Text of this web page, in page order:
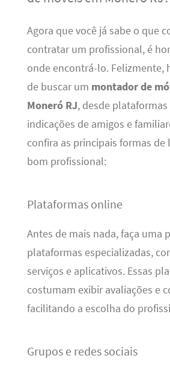
Agora que você já sabe o que
contratar um profissional, é
onde encontrá-lo. Felizmente,
de buscar um montador de
Moneró RJ, desde
indicações de amigos e
confira as principais formas de
bom profissional:
Plataformas online
Antes de mais nada, faça uma
plataformas especializadas,
serviços e aplicativos. Essas
costumam exibir avaliações e
facilitando a escolha do
Grupos e redes sociais